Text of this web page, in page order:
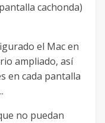
cachonda)
el Mac en
ampliado, así
en cada pantalla
no puedan